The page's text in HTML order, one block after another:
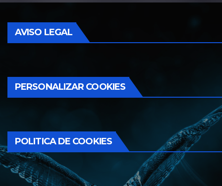
AVISO LEGAL
PERSONALIZAR COOKIES
POLITICA DE COOKIES